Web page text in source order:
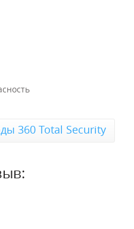
360 Total Security